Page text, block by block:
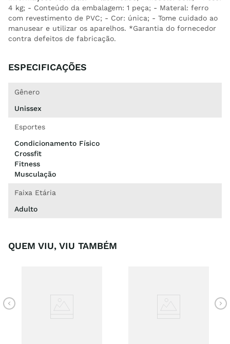
4 kg; - Conteúdo da embalagem: 1 peça; - Materal: ferro
com revestimento de PVC; - Cor: única; - Tome cuidado ao
manusear e utilizar os aparelhos. *Garantia do fornecedor
contra defeitos de fabricação.
ESPECIFICAÇÕES
Gênero
Unissex
Esportes
Condicionamento Físico
Crossfit
Fitness
Musculação
Faixa Etária
Adulto
QUEM VIU, VIU TAMBÉM